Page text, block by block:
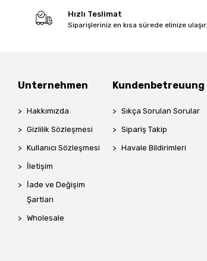
Hızlı Teslimat
Siparişleriniz en kısa sürede elinize ulaşır.
Unternehmen
Hakkımızda
Gizlilik Sözleşmesi
Kullanıcı Sözleşmesi
İletişim
İade ve Değişim
Şartları
Wholesale
Kundenbetreuung
Sıkça Sorulan Sorular
Sipariş Takip
Havale Bildirimleri